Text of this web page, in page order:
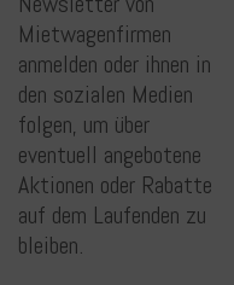
Mietwagenfirmen
anmelden oder ihnen in
den sozialen Medien
folgen, um über
eventuell angebotene
Aktionen oder Rabatte
auf dem Laufenden zu
bleiben.